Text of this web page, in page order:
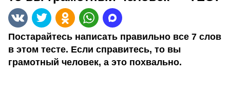
Постарайтесь написать правильно все 7 слов
в этом тесте. Если справитесь, то вы
грамотный человек, а это похвально.